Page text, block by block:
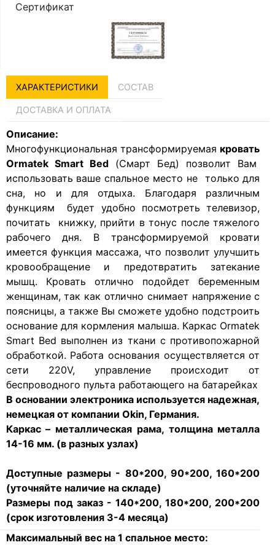
Сертификат
ХАРАКТЕРИСТИКИ СОСТАВ
ДОСТАВКА И ОПЛАТА
Описание:
Многофункциональная трансформируемая кровать
Ormatek Smart Bed (Смарт Бед) позволит Вам
использовать ваше спальное место не только для
сна, но и для отдыха. Благодаря различным
функциям будет удобно посмотреть телевизор,
почитать книжку, прийти в тонус после тяжелого
рабочего дня. В трансформируемой кровати
имеется функция массажа, что позволит улучшить
кровообращение и предотвратить затекание
мышц. Кровать отлично подойдет беременным
женщинам, так как отлично снимает напряжение с
поясницы, а также Вы сможете удобно подстроить
основание для кормления малыша. Каркас Ormatek
Smart Bed выполнен из ткани с противопожарной
обработкой. Работа основания осуществляется от
сети 220V, управление происходит от
беспроводного пульта работающего на батарейках
В основании электроника используется надежная,
немецкая от компании Okin, Германия.
Каркас – металлическая рама, толщина металла
14-16 мм. (в разных узлах)
Доступные размеры - 80*200, 90*200, 160*200
(уточняйте наличие на складе)
Размеры под заказ - 140*200, 180*200, 200*200
(срок изготовления 3-4 месяца)
Максимальный вес на 1 спальное место: